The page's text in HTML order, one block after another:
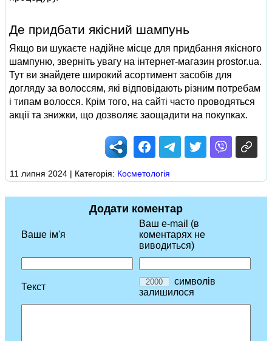
Де придбати якісний шампунь
Якщо ви шукаєте надійне місце для придбання якісного
шампуню, зверніть увагу на інтернет-магазин prostor.ua.
Тут ви знайдете широкий асортимент засобів для
догляду за волоссям, які відповідають різним потребам
і типам волосся. Крім того, на сайті часто проводяться
акції та знижки, що дозволяє заощадити на покупках.
11 липня 2024 | Категорія: Косметологія
Додати коментар
Ваше ім'я
Ваш e-mail (в
коментарях не
виводиться)
Текст
символів
залишилося